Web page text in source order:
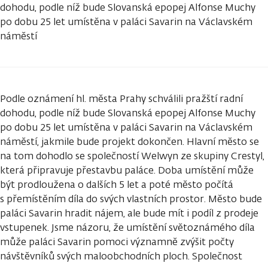
dohodu, podle níž bude Slovanská epopej Alfonse Muchy
po dobu 25 let umístěna v paláci Savarin na Václavském
náměstí
Podle oznámení hl. města Prahy schválili pražští radní
dohodu, podle níž bude Slovanská epopej Alfonse Muchy
po dobu 25 let umístěna v paláci Savarin na Václavském
náměstí, jakmile bude projekt dokončen. Hlavní město se
na tom dohodlo se společností Welwyn ze skupiny Crestyl,
která připravuje přestavbu paláce. Doba umístění může
být prodloužena o dalších 5 let a poté město počítá
s přemístěním díla do svých vlastních prostor. Město bude
paláci Savarin hradit nájem, ale bude mít i podíl z prodeje
vstupenek. Jsme názoru, že umístění světoznámého díla
může paláci Savarin pomoci významně zvýšit počty
návštěvníků svých maloobchodních ploch. Společnost